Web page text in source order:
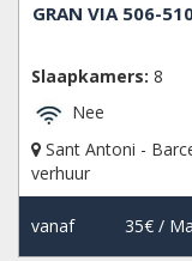
GRAN VIA 506-
Slaapkamers: 8
Nee
Sant Antoni -
verhuur
vanaf 35€/